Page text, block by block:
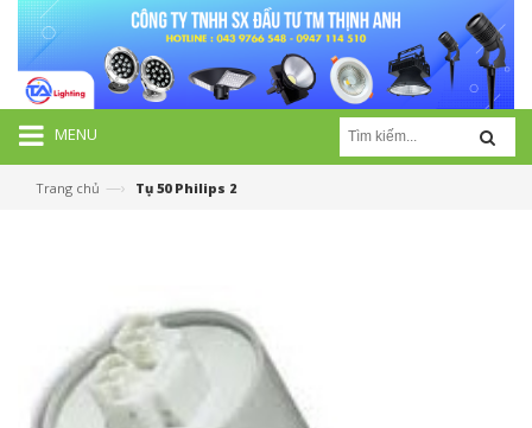
MENU
Trang chủ —› Tụ 50 Philips 2